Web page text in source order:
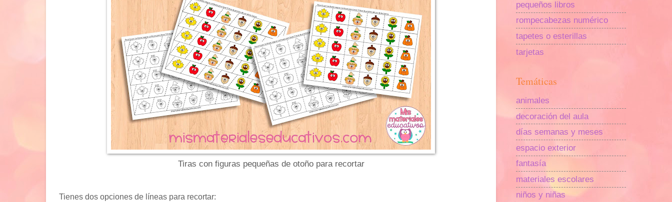
Tiras con figuras pequeñas de otoño para recortar
Tienes dos opciones de líneas para recortar:
pequeños libros
rompecabezas numérico
tapetes o esterillas
tarjetas
Temáticas
animales
decoración del aula
días semanas y meses
espacio exterior
fantasía
materiales escolares
niños y niñas